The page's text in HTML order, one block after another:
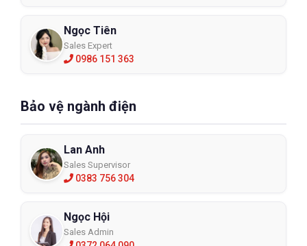
Ngọc Tiên
Sales Expert
0986 151 363
Bảo vệ ngành điện
Lan Anh
Sales Supervisor
0383 756 304
Ngọc Hội
Sales Admin